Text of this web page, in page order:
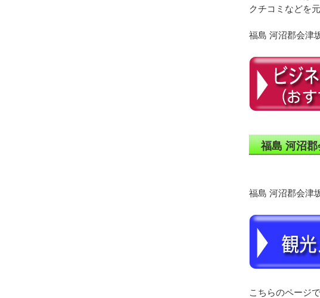
クチコミなどを
福島 河沼郡会津
福島 河沼
福島 河沼郡会津
こちらのページ